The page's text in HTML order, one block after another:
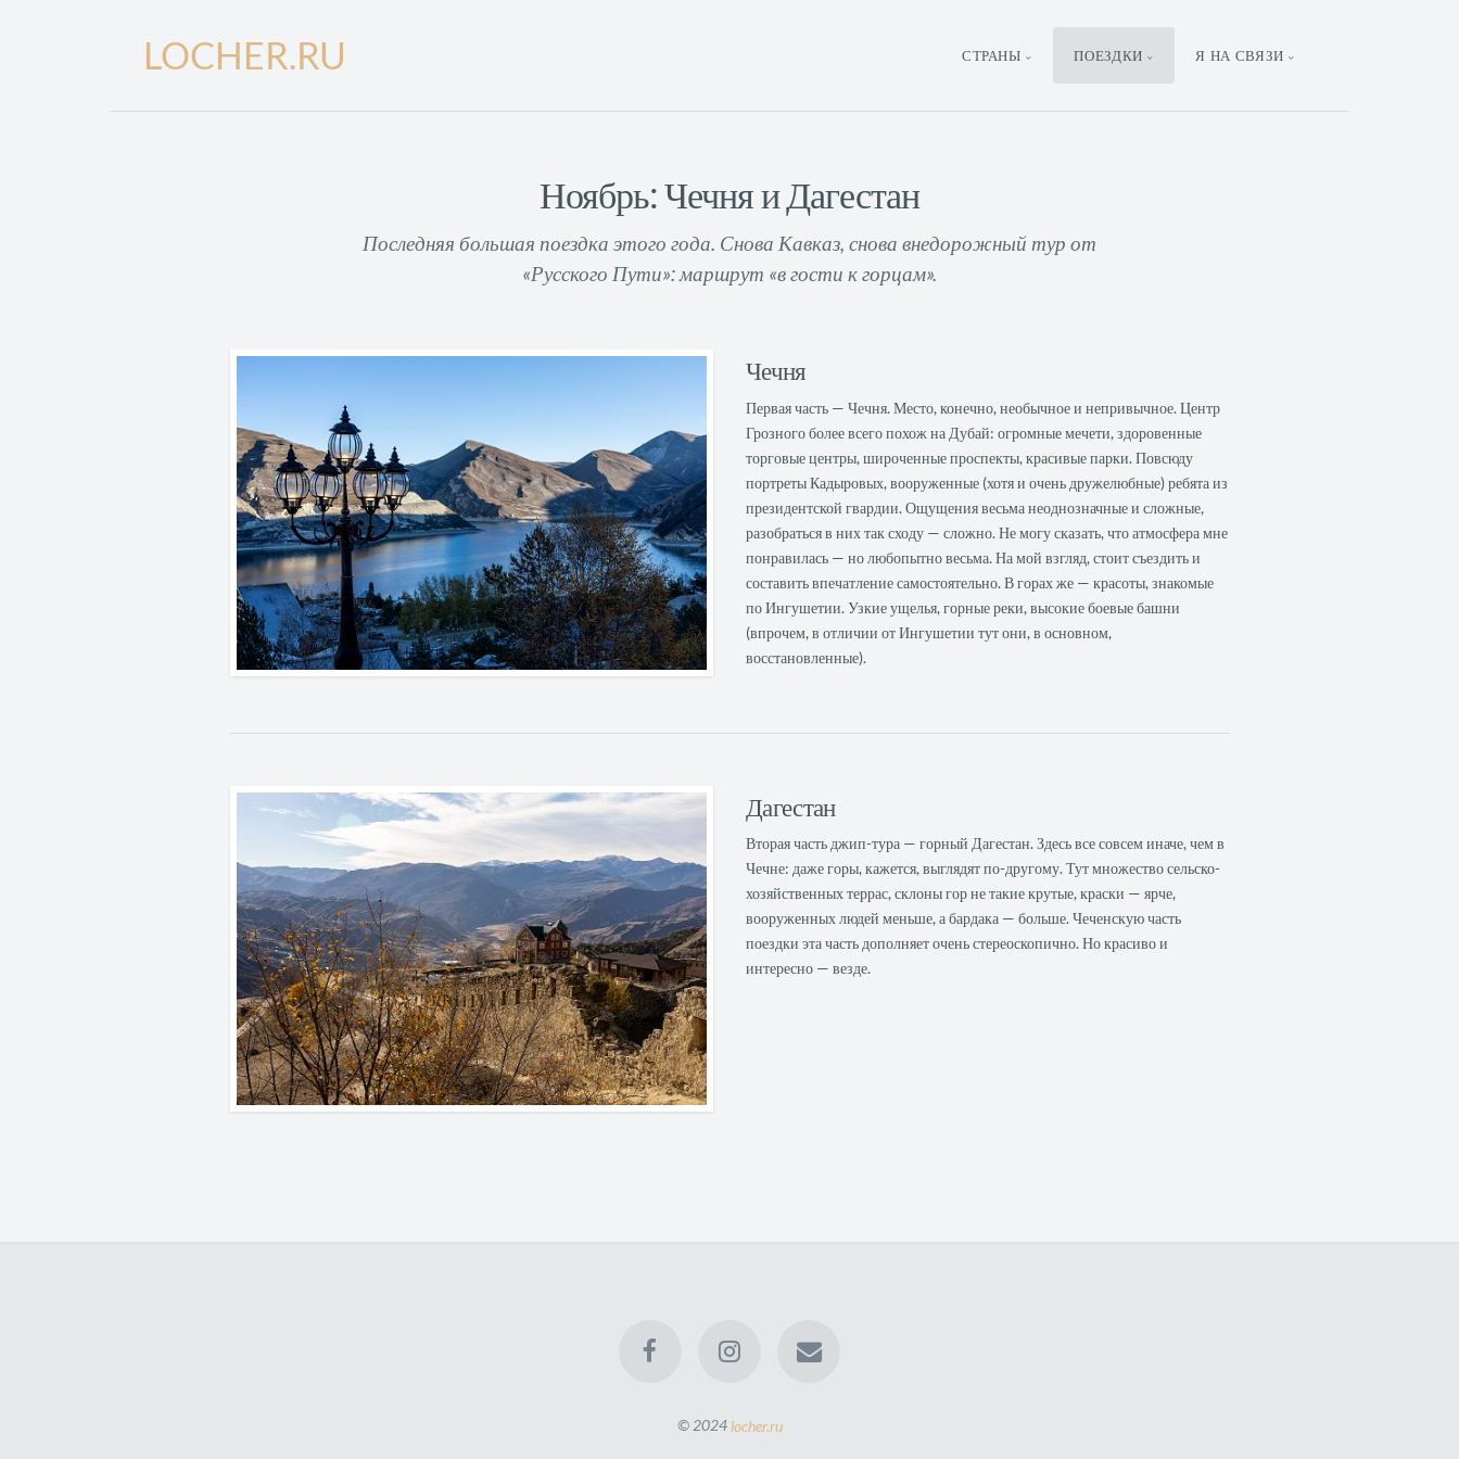
LOCHER.RU СТРАНЫ ПОЕЗДКИ Я НА СВЯЗИ
Ноябрь: Чечня и Дагестан
Последняя большая поездка этого года. Снова Кавказ, снова внедорожный тур от
«Русского Пути»: маршрут «в гости к горцам».
Чечня
Первая часть — Чечня. Место, конечно, необычное и непривычное. Центр
Грозного более всего похож на Дубай: огромные мечети, здоровенные
торговые центры, широченные проспекты, красивые парки. Повсюду
портреты Кадыровых, вооруженные (хотя и очень дружелюбные) ребята из
президентской гвардии. Ощущения весьма неоднозначные и сложные,
разобраться в них так сходу — сложно. Не могу сказать, что атмосфера мне
понравилась — но любопытно весьма. На мой взгляд, стоит съездить и
составить впечатление самостоятельно. В горах же — красоты, знакомые
по Ингушетии. Узкие ущелья, горные реки, высокие боевые башни
(впрочем, в отличии от Ингушетии тут они, в основном,
восстановленные).
Дагестан
Вторая часть джип-тура — горный Дагестан. Здесь все совсем иначе, чем в
Чечне: даже горы, кажется, выглядят по-другому. Тут множество сельско-
хозяйственных террас, склоны гор не такие крутые, краски — ярче,
вооруженных людей меньше, а бардака — больше. Чеченскую часть
поездки эта часть дополняет очень стереоскопично. Но красиво и
интересно — везде.
© 2024 locher.ru